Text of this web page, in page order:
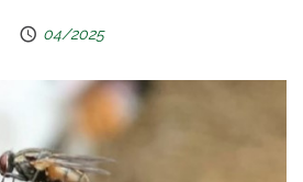
04/2025